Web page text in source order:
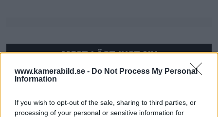
www.kamerabild.se - Do Not Process My Personal
Information
If you wish to opt-out of the sale, sharing to third parties, or
processing of your personal or sensitive information for
MEST LÄST JUST NU
DJI Osmo Pocket 4P
Log 2 & 3x optisk zoom